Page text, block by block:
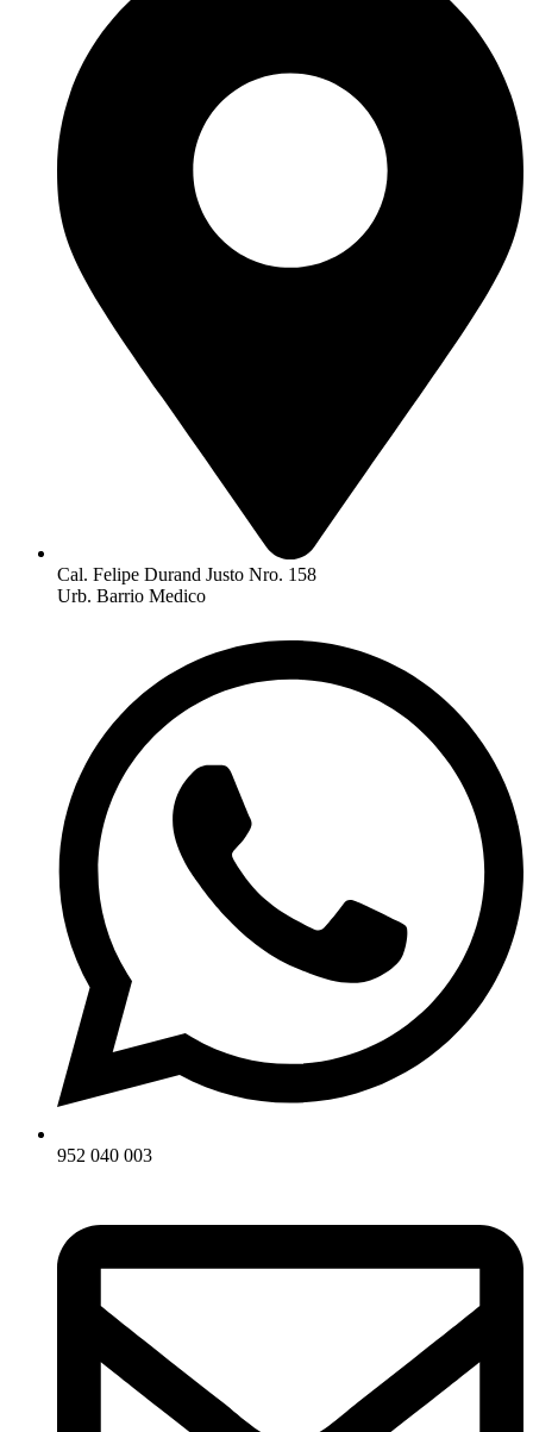
Cal. Felipe Durand Justo Nro. 158
Urb. Barrio Medico
952 040 003